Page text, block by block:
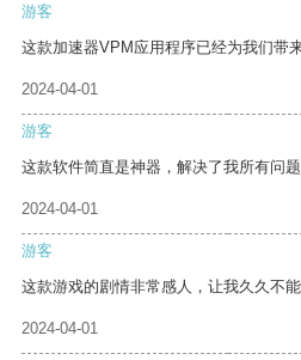
游客
这款加速器VPM应用程序已经为我们带
2024-04-01
游客
这款软件简直是神器，解决了我所有问题
2024-04-01
游客
这款游戏的剧情非常感人，让我久久不能
2024-04-01